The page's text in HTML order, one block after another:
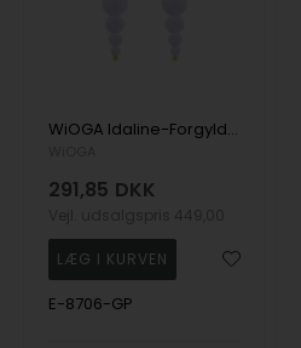
WiOGA Idaline-Forgyldte øreringe med blonde agat sten
291,85 DKK
E-8706-GP